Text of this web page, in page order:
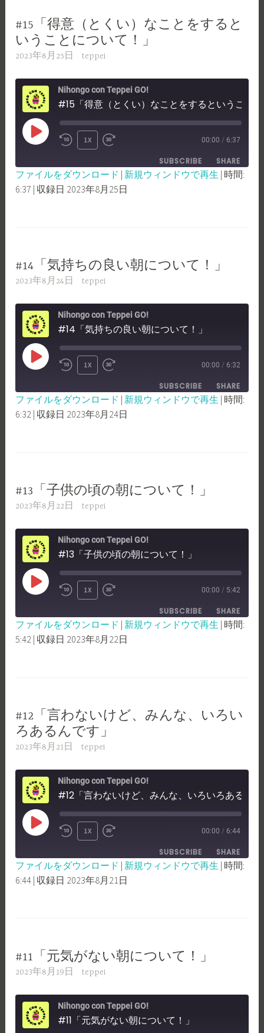
#15「得意（とくい）なことをすると
いうことについて！」
2023年8月25日 teppei
Nihongo con Teppei GO!
PLAY
REWIND
10
SECONDS
1X
FAST
FORWARD
30
00:00 / 6:37
SUBSCRIBE SHARE
SHARE
ファイルをダウンロード | 新規ウィンドウで再生 | 時間:
6:37 | 収録日 2023年8月25日
#14「気持ちの良い朝について！」
2023年8月24日 teppei
Nihongo con Teppei GO!
#14「気持ちの良い朝について！」
PLAY
REWIND
10
SECONDS
1X
FAST
FORWARD
30
00:00 / 6:32
SUBSCRIBE SHARE
SHARE
ファイルをダウンロード | 新規ウィンドウで再生 | 時間:
6:32 | 収録日 2023年8月24日
#13「子供の頃の朝について！」
2023年8月22日 teppei
Nihongo con Teppei GO!
#13「子供の頃の朝について！」
PLAY
REWIND
10
SECONDS
1X
FAST
FORWARD
30
00:00 / 5:42
SUBSCRIBE SHARE
SHARE
ファイルをダウンロード | 新規ウィンドウで再生 | 時間:
5:42 | 収録日 2023年8月22日
#12「言わないけど、みんな、いろい
ろあるんです」
2023年8月21日 teppei
Nihongo con Teppei GO!
PLAY
REWIND
10
SECONDS
1X
FAST
FORWARD
30
00:00 / 6:44
SUBSCRIBE SHARE
SHARE
ファイルをダウンロード | 新規ウィンドウで再生 | 時間:
6:44 | 収録日 2023年8月21日
#11「元気がない朝について！」
2023年8月19日 teppei
Nihongo con Teppei GO!
#11「元気がない朝について！」